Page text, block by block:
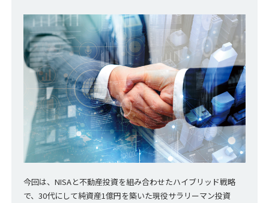
今回は、NISAと不動産投資を組み合わせたハイブリッド戦略
で、30代にして純資産1億円を築いた現役サラリーマン投資